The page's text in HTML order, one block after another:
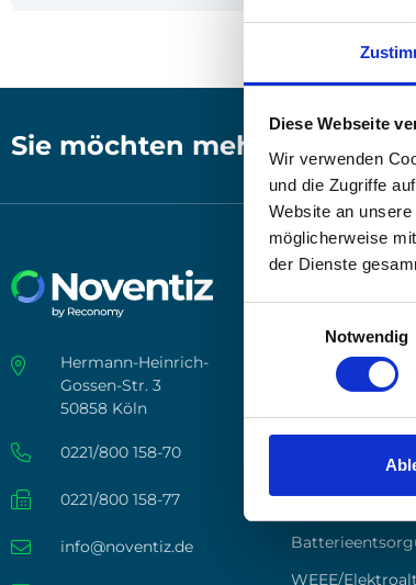
Diese Webseite
Wir verwenden
und die Zugriffe
Website an
möglicherweise
der Dienste
Notwendig
Das Ver­pa­ckungs­ge­setz (Ver­packG)
neh­men durch die Betei­li­gung ihrer
Sie möchten mehr über
Hermann-Heinrich-
Gossen-Str. 3
50858 Köln
0221/800 158-70
0221/800 158-77
info@noventiz.de
Deutsch­land
WEEE/